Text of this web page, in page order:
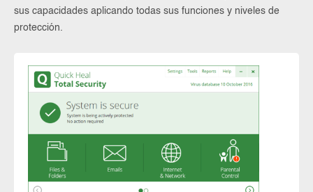
sus capacidades aplicando todas sus funciones y niveles de
protección.